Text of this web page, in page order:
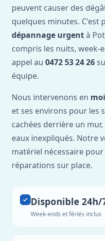
peuvent causer des
quelques minutes. C'est
dépannage urgentà
compris les nuits, week-
appel au 0472 53 24 26
équipe.
Nous intervenons en
et ses environs pour les
cachées derrière un
eaux inexpliqués. Notre
matériel nécessaire
réparations sur place.
Disponible 24h/
Week-ends et fériés inclus